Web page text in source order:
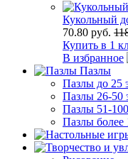
Кукольный
70.80 руб.
Купить в 1
В избранное
Пазлы
Пазлы до 25
Пазлы 26-50
Пазлы 51-
Пазлы более